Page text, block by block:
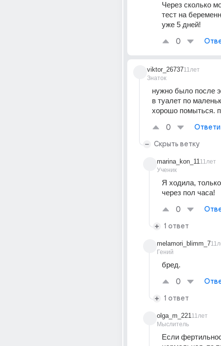
Через сколько
тест на
уже 5 дней!
0
viktor_26737
Знаток
11лет
нужно было после
в туалет по
хорошо помыться.
0
Скрыть ветку
marina_kon_11
Ученик
11лет
Я ходила,
через пол часа!
0
1 ответ
melamori_blimm_7
Гений
бред.
0
1 ответ
olga_m_221
Мыслитель
11лет
Если